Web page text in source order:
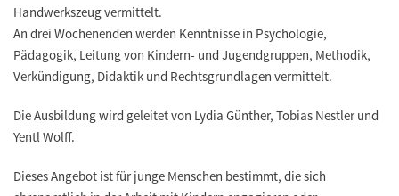
Handwerkszeug vermittelt.
An drei Wochenenden werden Kenntnisse in Psychologie,
Pädagogik, Leitung von Kindern- und Jugendgruppen, Methodik,
Verkündigung, Didaktik und Rechtsgrundlagen vermittelt.
Die Ausbildung wird geleitet von Lydia Günther, Tobias Nestler und
Yentl Wolff.
Dieses Angebot ist für junge Menschen bestimmt, die sich